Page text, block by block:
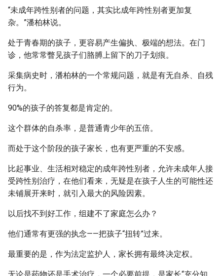
“未成年跨性别者的问题，其实比成年跨性别者更加复
杂。”潘柏林说。
处于青春期的孩子，更容易产生偏执、极端的想法。在门
诊，他常常瞥见孩子们胳膊上留下的刀子划痕。
采集病史时，潘柏林的一个常规问题，就是有无自杀、自残
行为。
90%的孩子的答复都是肯定的。
这个群体的自杀率，是普通青少年的五倍。
而处于这个阶段的孩子家长，也有更严重的不安感。
比起事业、生活相对稳定的成年跨性别者，允许未成年人接
受跨性别治疗，在他们看来，无疑是在孩子人生的可能性还
未铺展开来时，就引入最大的风险因素。
以后找不到好工作，组建不了家庭怎么办？
他们通常有更强的执念——把孩子“扭转”过来。
最重要的是，作为法定监护人，家长拥有最终决定权。